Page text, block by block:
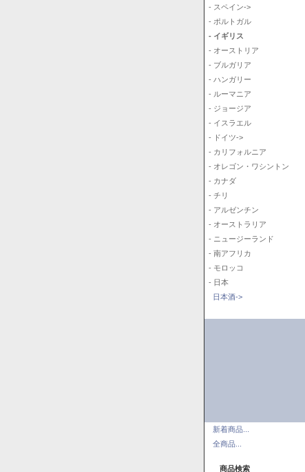
- スペイン->
- ポルトガル
- イギリス
- オーストリア
- ブルガリア
- ハンガリー
- ルーマニア
- ジョージア
- イスラエル
- ドイツ->
- カリフォルニア
- オレゴン・ワシントン
- カナダ
- チリ
- アルゼンチン
- オーストラリア
- ニュージーランド
- 南アフリカ
- モロッコ
- 日本
日本酒->
新着商品...
全商品...
商品検索